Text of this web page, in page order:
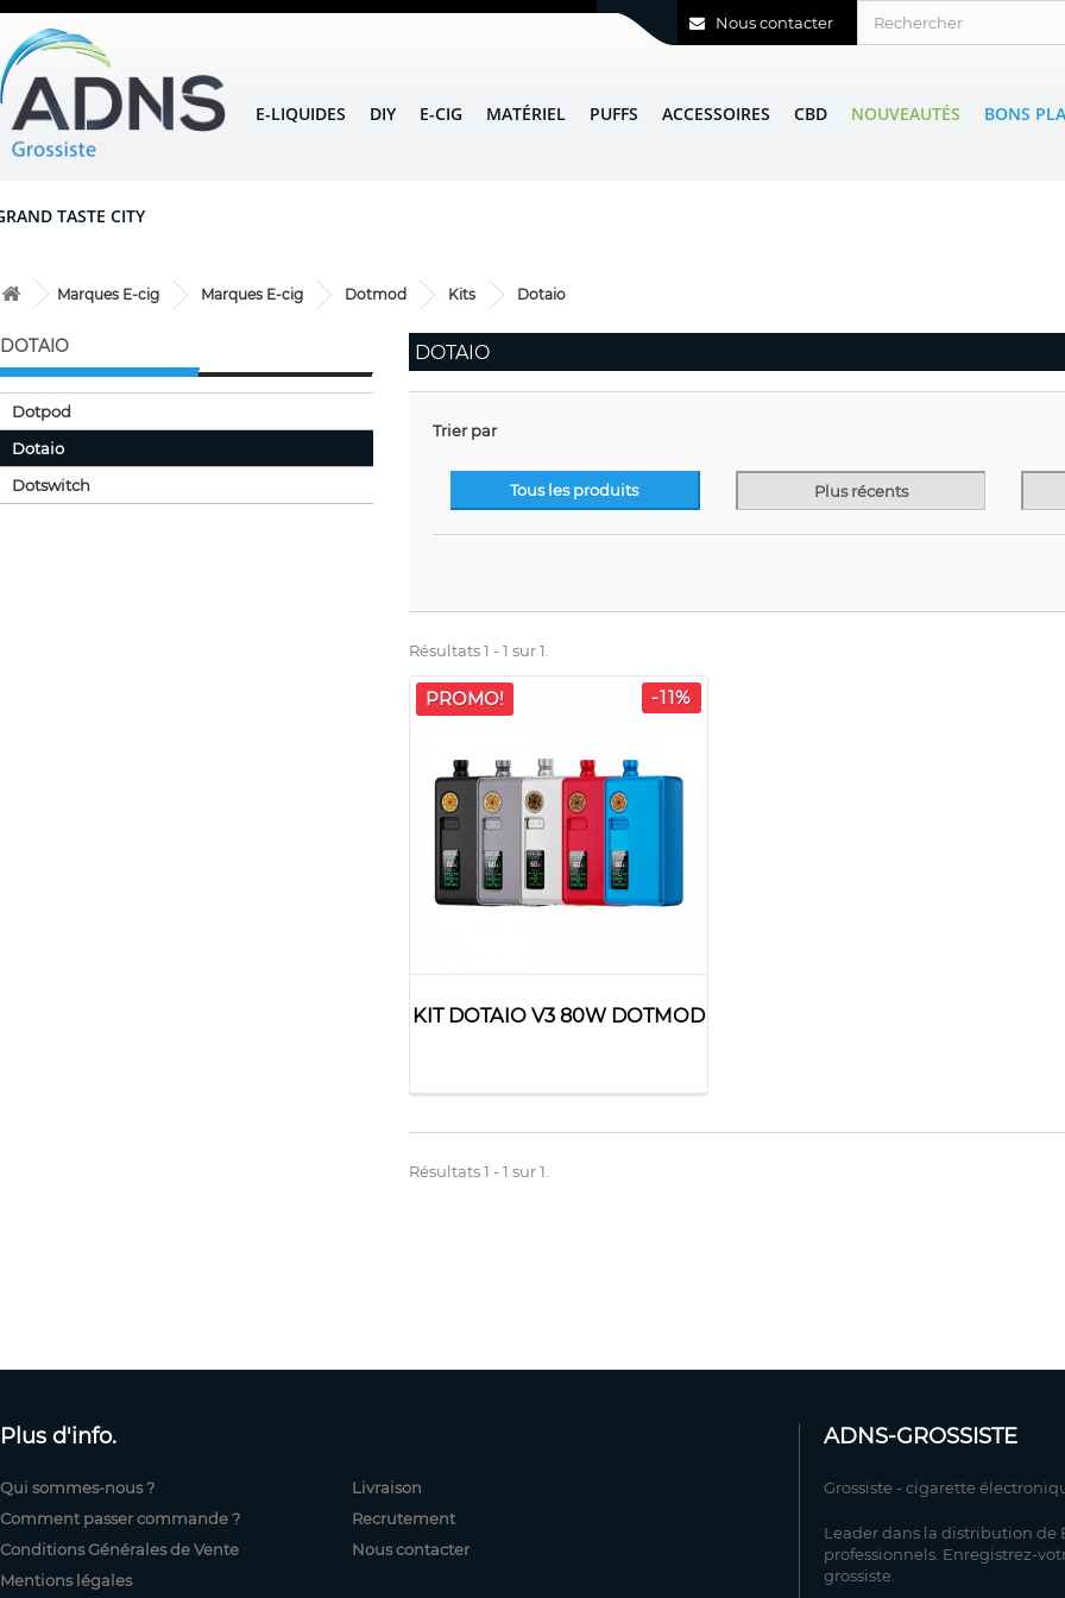
Nous contacter
E-LIQUIDES DIY E-CIG MATÉRIEL PUFFS ACCESSOIRES CBD NOUVEAUTÉS BONS
TASTE CITY
Marques E-cig Marques E-cig Dotmod Kits Dotaio
DOTAIO
Dotpod
Dotaio
Dotswitch
DOTAIO
Trier par
Tous les produits Plus récents
Résultats 1 - 1 sur 1.
PROMO! -11%
KIT DOTAIO V3 80W DOTMOD
Résultats 1 - 1 sur 1.
Plus d'info.
Qui sommes-nous ?
Comment passer commande ?
Conditions Générales de Vente
Mentions légales
Livraison
Recrutement
Nous contacter
ADNS-GROSSISTE
Grossiste - cigarette
Leader dans la distribution de
professionnels. Enregistrez-
grossiste.